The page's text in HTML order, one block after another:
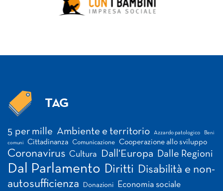
TAG
5 per mille Ambiente e territorio Azzardo patologico Beni
comuni Cittadinanza Comunicazione Cooperazione allo sviluppo
Coronavirus Cultura Dall'Europa Dalle Regioni
Dal Parlamento Diritti Disabilità e non-
autosufficienza
Donazioni Economia sociale